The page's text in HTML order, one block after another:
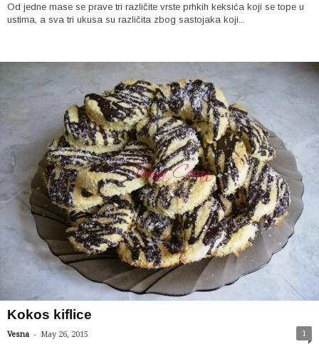
Od jedne mase se prave tri različite vrste prhkih keksića koji se tope u
ustima, a sva tri ukusa su različita zbog sastojaka koji...
Kokos kiflice
Vesna - May 26, 2015 1